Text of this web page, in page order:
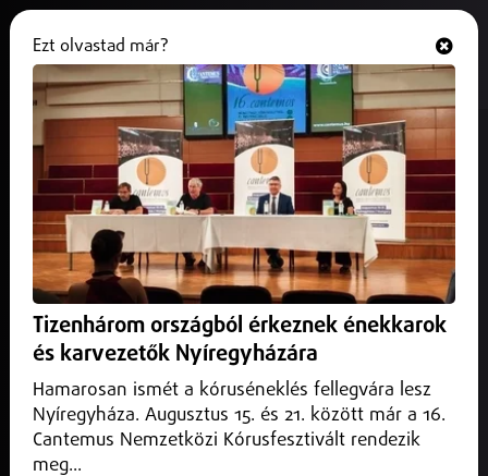
Kerékpáros Ifjúsági Világkupa
Nyíregyházán
2026. július 02.Nyíregyháza
Augusztusban
Ezt olvastad már?
Tizenhárom országból érkeznek énekkarok
és karvezetők Nyíregyházára
Hamarosan ismét a kóruséneklés fellegvára lesz
Nyíregyháza. Augusztus 15. és 21. között már a 16.
Cantemus Nemzetközi Kórusfesztivált rendezik
meg...